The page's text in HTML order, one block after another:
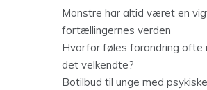
Monstre har altid været en
fortællingernes verden
Hvorfor føles forandring ofte
det velkendte?
Botilbud til unge med